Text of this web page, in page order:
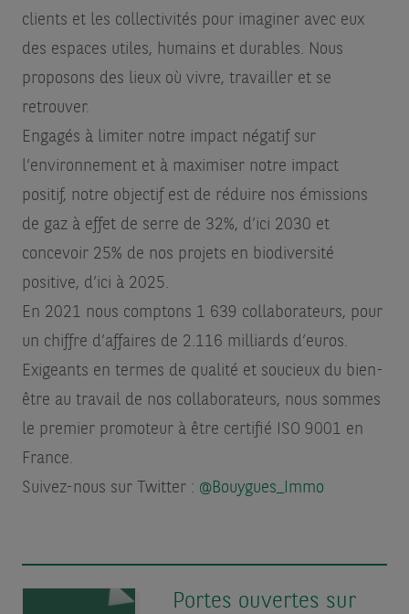
clients et les collectivités pour imaginer avec eux
des espaces utiles, humains et durables. Nous
proposons des lieux où vivre, travailler et se
retrouver.
Engagés à limiter notre impact négatif sur
l’environnement et à maximiser notre impact
positif, notre objectif est de réduire nos émissions
de gaz à effet de serre de 32%, d’ici 2030 et
concevoir 25% de nos projets en biodiversité
positive, d’ici à 2025.
En 2021 nous comptons 1 639 collaborateurs, pour
un chiffre d’affaires de 2.116 milliards d’euros.
Exigeants en termes de qualité et soucieux du bien-
être au travail de nos collaborateurs, nous sommes
le premier promoteur à être certifié ISO 9001 en
France.
Suivez-nous sur Twitter : @Bouygues_Immo
Portes ouvertes sur